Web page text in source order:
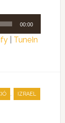
00:00
| TuneIn
, IZRAEL